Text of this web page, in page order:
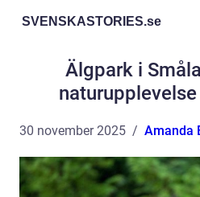
SVENSKASTORIES.se
Älgpark i
30 november 2025 Amanda